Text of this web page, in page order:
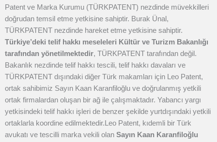
Patent ve Marka Kurumu (TÜRKPATENT) nezdinde müvekkilleri
doğrudan temsil etme yetkisine sahiptir. Burak Ünal,
TÜRKPATENT nezdinde hareket etme yetkisine sahiptir.
Türkiye’deki telif hakkı meseleleri Kültür ve Turizm Bakanlığı
tarafından yönetilmektedir, TÜRKPATENT tarafından değil.
Bakanlık nezdinde telif hakkı tescili, telif hakkı davaları ve
TÜRKPATENT dışındaki diğer Türk makamları için Leo Patent,
ortak sahibimiz Sayın Kaan Karanfiloğlu ve doğrulanmış yetkili
ortak firmalardan oluşan bir ağ ile çalışmaktadır. Yabancı yargı
yetkisindeki telif hakkı işleri de benzer şekilde yurtdışındaki yetkili
ortaklarla koordine edilmektedir.Leo Patent, kıdemli bir Türk
avukatı ve tescilli marka vekili olan Sayın Kaan Karanfiloğlu